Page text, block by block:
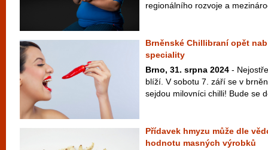
regionálního rozvoje a
Brněnské Chillibraní opět
speciality
Brno, 31. srpna 2024 -
blíží. V sobotu 7. září se v
sejdou milovníci chilli! Bude se
Přídavek hmyzu může dle
hodnotu masných výrobků